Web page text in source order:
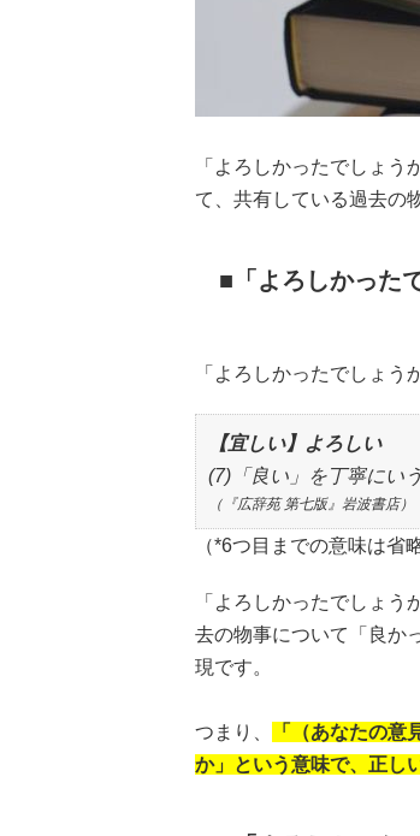
「よろしかったでしょ
て、共有している過去の
「よろしかった
「よろしかったでしょう
【宜しい】よろしい
(7)「良い」を丁寧にいう
（『広辞苑 第七版』岩波書店）
（*6つ目までの意味は省略
「よろしかったでしょ
去の物事について「良か
現です。
つまり、
「（あなたの
か」という意味で、正し